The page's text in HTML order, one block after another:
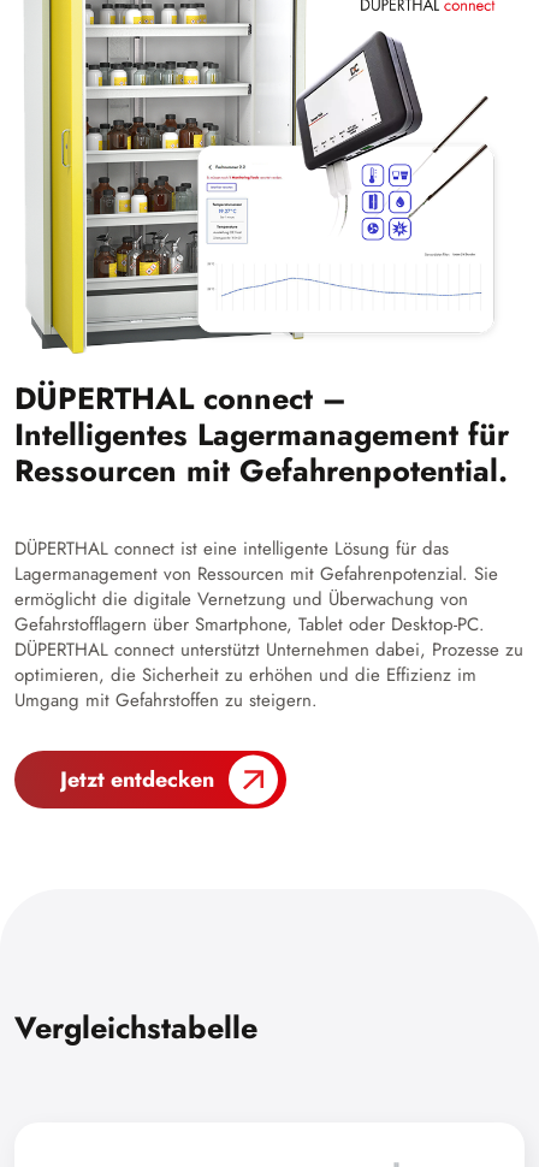
DÜPERTHAL connect –
Intelligentes Lagermanagement für
Ressourcen mit Gefahrenpotential.
DÜPERTHAL connect ist eine intelligente Lösung für das
Lagermanagement von Ressourcen mit Gefahrenpotenzial. Sie
ermöglicht die digitale Vernetzung und Überwachung von
Gefahrstofflagern über Smartphone, Tablet oder Desktop-PC.
DÜPERTHAL connect unterstützt Unternehmen dabei, Prozesse zu
optimieren, die Sicherheit zu erhöhen und die Effizienz im
Umgang mit Gefahrstoffen zu steigern.
Jetzt entdecken
Vergleichstabelle